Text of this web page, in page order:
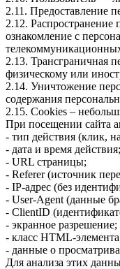
2.11. Предоставление
2.12.
ознакомление с
2.13. Трансграничная
физическому или
2.14. Уничтожение
содержания
2.15. Cookies –
При посещении сайта
- тип действия (клик,
- дата и время действия;
- URL страницы;
- Referer (источник
- IP-адрес (без
- User-Agent (данные
- ClientID
- экранное разрешение;
- класс HTML-
- данные о
Для анализа этих